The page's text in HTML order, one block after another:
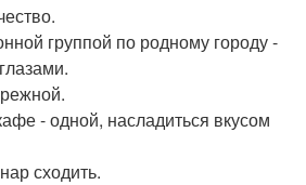
группой по родному городу -
- одной, насладиться вкусом
сходить.